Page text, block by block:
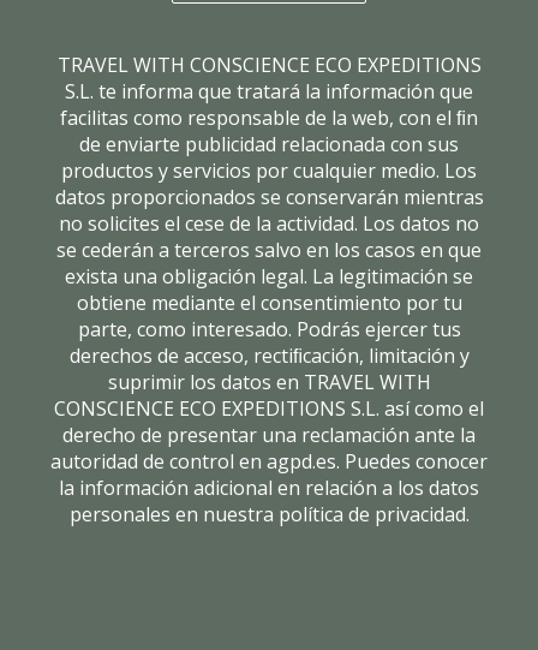
TRAVEL WITH CONSCIENCE ECO EXPEDITIONS
S.L. te informa que tratará la información que
facilitas como responsable de la web, con el ﬁn
de enviarte publicidad relacionada con sus
productos y servicios por cualquier medio. Los
datos proporcionados se conservarán mientras
no solicites el cese de la actividad. Los datos no
se cederán a terceros salvo en los casos en que
exista una obligación legal. La legitimación se
obtiene mediante el consentimiento por tu
parte, como interesado. Podrás ejercer tus
derechos de acceso, rectiﬁcación, limitación y
suprimir los datos en TRAVEL WITH
CONSCIENCE ECO EXPEDITIONS S.L. así como el
derecho de presentar una reclamación ante la
autoridad de control en agpd.es. Puedes conocer
la información adicional en relación a los datos
personales en nuestra política de privacidad.